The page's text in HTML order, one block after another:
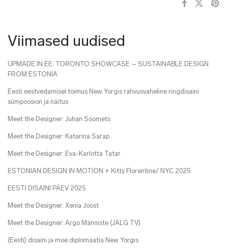
Viimased uudised
UPMADE IN.EE: TORONTO SHOWCASE – SUSTAINABLE DESIGN
FROM ESTONIA
Eesti eestvedamisel toimus New Yorgis rahvusvaheline ringdisaini
sümpoosion ja näitus
Meet the Designer: Juhan Soomets
Meet the Designer: Katarina Sarap
Meet the Designer: Eva-Karlotta Tatar
ESTONIAN DESIGN IN MOTION + Kitty Florentine/ NYC 2025
EESTI DISAINI PÄEV 2025
Meet the Designer: Xenia Joost
Meet the Designer: Argo Männiste (JALG TV)
(Eesti) disaini ja moe diplomaatia New Yorgis